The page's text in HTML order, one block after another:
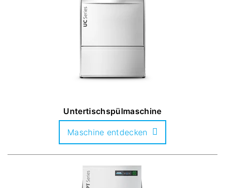
Untertischspülmaschine
Maschine entdecken